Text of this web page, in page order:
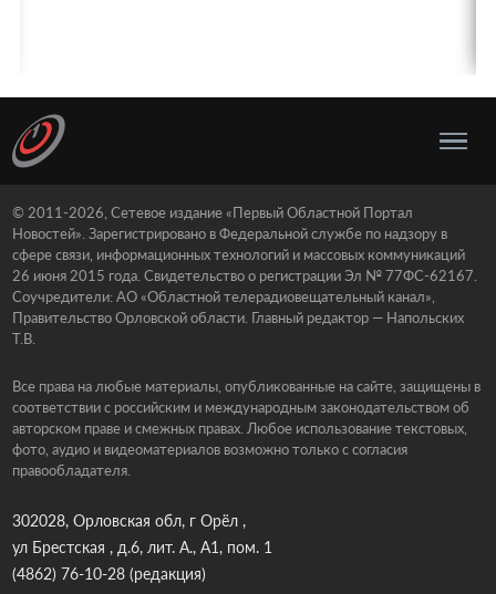
© 2011-2026, Сетевое издание «Первый Областной Портал
Новостей». Зарегистрировано в Федеральной службе по надзору в
сфере связи, информационных технологий и массовых коммуникаций
26 июня 2015 года. Свидетельство о регистрации Эл № 77ФС-62167.
Соучредители: АО «Областной телерадиовещательный канал»,
Правительство Орловской области. Главный редактор — Напольских
Т.В.
Все права на любые материалы, опубликованные на сайте, защищены в
соответствии с российским и международным законодательством об
авторском праве и смежных правах. Любое использование текстовых,
фото, аудио и видеоматериалов возможно только с согласия
правообладателя.
302028, Орловская обл, г Орёл ,
ул Брестская , д.6, лит. А., А1, пом. 1
(4862) 76-10-28(редакция)